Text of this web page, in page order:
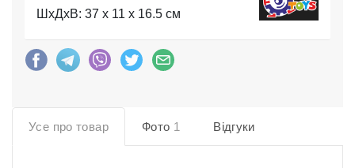
ШхДхВ: 37 x 11 x 16.5 см
Усе про товар Фото 1 Відгуки